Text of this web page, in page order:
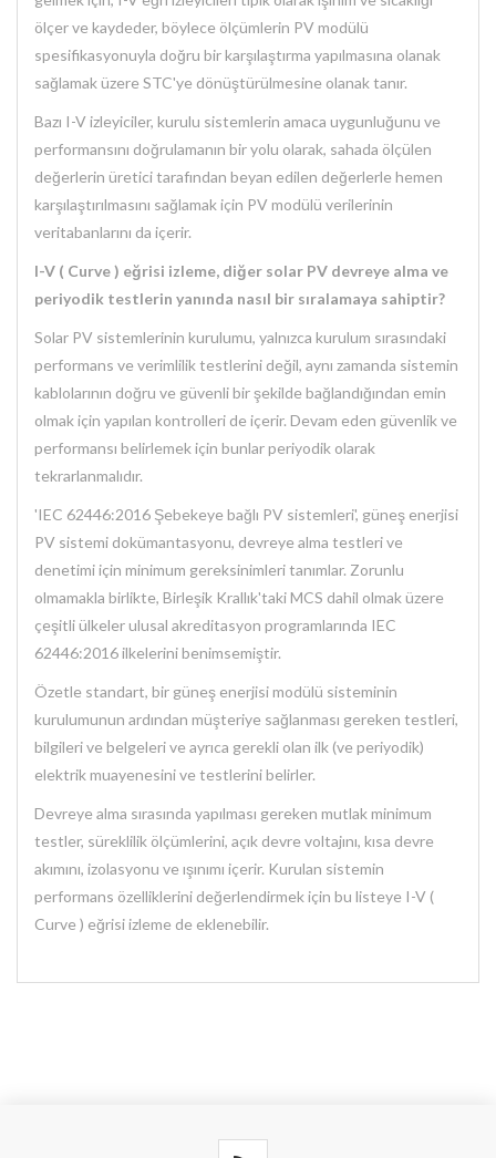
ölçer ve kaydeder, böylece ölçümlerin PV modülü
spesifikasyonuyla doğru bir karşılaştırma yapılmasına olanak
sağlamak üzere STC'ye dönüştürülmesine olanak tanır.
Bazı I-V izleyiciler, kurulu sistemlerin amaca uygunluğunu ve
performansını doğrulamanın bir yolu olarak, sahada ölçülen
değerlerin üretici tarafından beyan edilen değerlerle hemen
karşılaştırılmasını sağlamak için PV modülü verilerinin
veritabanlarını da içerir.
I-V ( Curve ) eğrisi izleme, diğer solar PV devreye alma ve
periyodik testlerin yanında nasıl bir sıralamaya sahiptir?
Solar PV sistemlerinin kurulumu, yalnızca kurulum sırasındaki
performans ve verimlilik testlerini değil, aynı zamanda sistemin
kablolarının doğru ve güvenli bir şekilde bağlandığından emin
olmak için yapılan kontrolleri de içerir. Devam eden güvenlik ve
performansı belirlemek için bunlar periyodik olarak
tekrarlanmalıdır.
'IEC 62446:2016 Şebekeye bağlı PV sistemleri', güneş enerjisi
PV sistemi dokümantasyonu, devreye alma testleri ve
denetimi için minimum gereksinimleri tanımlar. Zorunlu
olmamakla birlikte, Birleşik Krallık'taki MCS dahil olmak üzere
çeşitli ülkeler ulusal akreditasyon programlarında IEC
62446:2016 ilkelerini benimsemiştir.
Özetle standart, bir güneş enerjisi modülü sisteminin
kurulumunun ardından müşteriye sağlanması gereken testleri,
bilgileri ve belgeleri ve ayrıca gerekli olan ilk (ve periyodik)
elektrik muayenesini ve testlerini belirler.
Devreye alma sırasında yapılması gereken mutlak minimum
testler, süreklilik ölçümlerini, açık devre voltajını, kısa devre
akımını, izolasyonu ve ışınımı içerir. Kurulan sistemin
performans özelliklerini değerlendirmek için bu listeye I-V (
Curve ) eğrisi izleme de eklenebilir.